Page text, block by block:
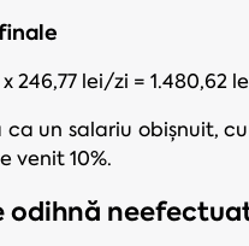
246,77 lei/zi = 1.480,62
un salariu obișnuit,
venit 10%.
odihnă